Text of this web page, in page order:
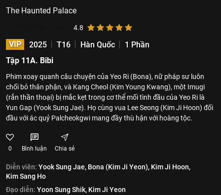
The Haunted Palace
4.8
VIP 2025 T16 Hàn Quốc
1 Phần
Tập 11A. Bibi
Phim xoay quanh câu chuyện của Yeo Ri (Bona), nữ pháp sư luôn
chối bỏ thân phận, và Kang Cheol (Kim Young Kwang), một Imugi
(rắn thần thoại) bị mắc kẹt trong cơ thể mối tình đầu của Yeo Ri là
Yun Gap (Yook Sung Jae). Họ cùng vua Lee Seong (Kim Ji Hoon) đối
đầu với ác quỷ Palcheokgwi mang đầy thù hận với hoàng tộc.
0 Bình luận Chia sẻ
Diễn viên: Yook Sung Jae, Bona (Kim Ji Yeon), Kim Ji Hoon,
Kim Sang Ho
Đạo diễn: Yoon Sung Shik, Kim Ji Yeon